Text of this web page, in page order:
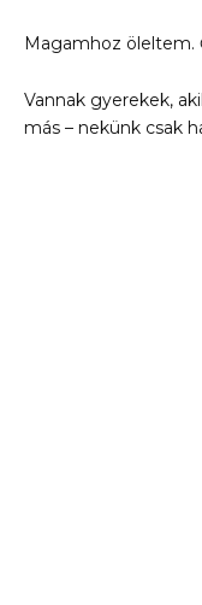
Magamhoz öleltem.
Vannak gyerekek,
más – nekünk csak